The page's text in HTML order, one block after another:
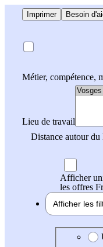
Imprimer Besoin
Métier, compétence,
Lieu de travail
Distance autour du
Afficher
les offres
Afficher les
Date de